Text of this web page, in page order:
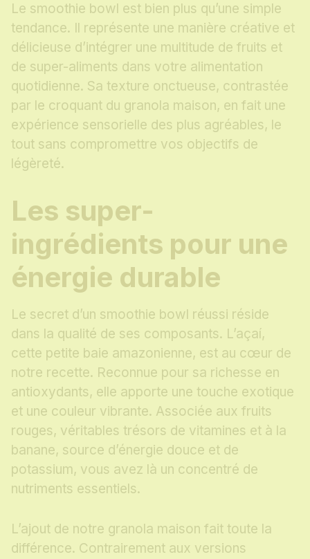
Le smoothie bowl est bien plus qu’une simple
tendance. Il représente une manière créative et
délicieuse d’intégrer une multitude de fruits et
de super-aliments dans votre alimentation
quotidienne. Sa texture onctueuse, contrastée
par le croquant du granola maison, en fait une
expérience sensorielle des plus agréables, le
tout sans compromettre vos objectifs de
légèreté.
Les super-
ingrédients pour une
énergie durable
Le secret d’un smoothie bowl réussi réside
dans la qualité de ses composants. L’açaí,
cette petite baie amazonienne, est au cœur de
notre recette. Reconnue pour sa richesse en
antioxydants, elle apporte une touche exotique
et une couleur vibrante. Associée aux fruits
rouges, véritables trésors de vitamines et à la
banane, source d’énergie douce et de
potassium, vous avez là un concentré de
nutriments essentiels.
L’ajout de notre granola maison fait toute la
différence. Contrairement aux versions